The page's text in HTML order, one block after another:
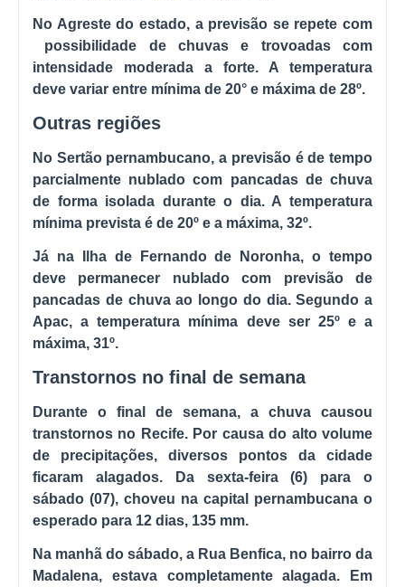
No Agreste do estado, a previsão se repete com
possibilidade de chuvas e trovoadas com
intensidade moderada a forte. A temperatura
deve variar entre mínima de 20° e máxima de 28º.
Outras regiões
No Sertão pernambucano, a previsão é de tempo
parcialmente nublado com pancadas de chuva
de forma isolada durante o dia. A temperatura
mínima prevista é de 20º e a máxima, 32º.
Já na Ilha de Fernando de Noronha, o tempo
deve permanecer nublado com previsão de
pancadas de chuva ao longo do dia. Segundo a
Apac, a temperatura mínima deve ser 25º e a
máxima, 31º.
Transtornos no final de semana
Durante o final de semana, a chuva causou
transtornos no Recife. Por causa do alto volume
de precipitações, diversos pontos da cidade
ficaram alagados. Da sexta-feira (6) para o
sábado (07), choveu na capital pernambucana o
esperado para 12 dias, 135 mm.
Na manhã do sábado, a Rua Benfica, no bairro da
Madalena, estava completamente alagada. Em